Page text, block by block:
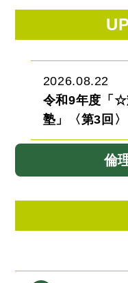
2026.08.22
令和9年度「☆
塾」〈第3回〉
倫